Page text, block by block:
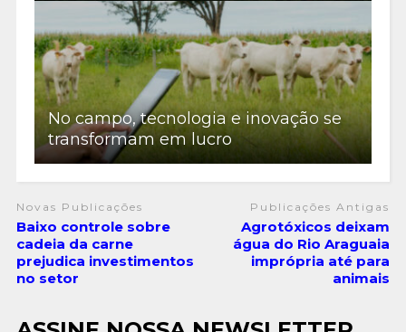
No campo, tecnologia e inovação se
transformam em lucro
Novas Publicações
Baixo controle sobre
cadeia da carne
prejudica investimentos
no setor
Publicações Antigas
Agrotóxicos deixam
água do Rio Araguaia
imprópria até para
animais